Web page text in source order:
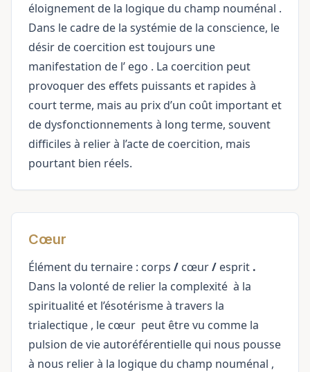
éloignement de la logique du champ nouménal .
Dans le cadre de la systémie de la conscience, le
désir de coercition est toujours une
manifestation de l’ ego . La coercition peut
provoquer des effets puissants et rapides à
court terme, mais au prix d’un coût important et
de dysfonctionnements à long terme, souvent
difficiles à relier à l’acte de coercition, mais
pourtant bien réels.
Cœur
Élément du ternaire : corps / cœur/ esprit .
Dans la volonté de relier la complexité à la
spiritualité et l’ésotérisme à travers la
trialectique , le cœur peut être vu comme la
pulsion de vie autoréférentielle qui nous pousse
à nous relier à la logique du champ nouménal ,